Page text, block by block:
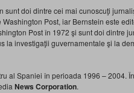
sunt doi dintre cei mai cunoscuţi
Post, iar Bernstein este
Post în 1972 şi sunt doi dintre
la investigaţii guvernamentale şi la
al Spaniei în perioada 1996 – 2004.
News Corporation.